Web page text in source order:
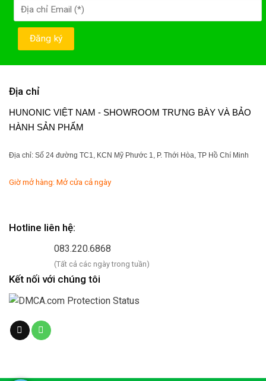
Địa chỉ
HUNONIC VIỆT NAM - SHOWROOM TRƯNG BÀY VÀ BẢO
HÀNH SẢN PHẨM
Địa chỉ: Số 24 đường TC1, KCN Mỹ Phước 1, P. Thới Hòa, TP Hồ Chí Minh
Giờ mở hàng: Mở cửa cả ngày
Hotline liên hệ:
083.220.6868
(Tất cả các ngày trong tuần)
Kết nối với chúng tôi